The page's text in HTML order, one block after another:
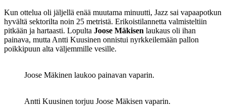
Kun ottelua oli jäljellä enää muutama minuutti, Jazz sai vapaapotkun
hyvältä sektorilta noin 25 metristä. Erikoistilannetta valmisteltiin
pitkään ja hartaasti. Lopulta Joose Mäkisen laukaus oli ihan
painava, mutta Antti Kuusinen onnistui nyrkkeilemään pallon
poikkipuun alta väljemmille vesille.
Joose Mäkinen laukoo painavan vaparin.
Antti Kuusinen torjuu Joose Mäkisen vaparin.